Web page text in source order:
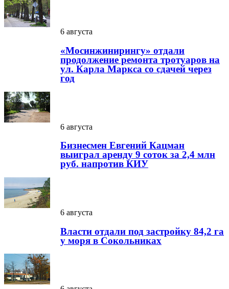
6 августа
«Мосинжинирингу» отдали
продолжение ремонта тротуаров на
ул. Карла Маркса со сдачей через
год
6 августа
Бизнесмен Евгений Кацман
выиграл аренду 9 соток за 2,4 млн
руб. напротив КИУ
6 августа
Власти отдали под застройку 84,2 га
у моря в Сокольниках